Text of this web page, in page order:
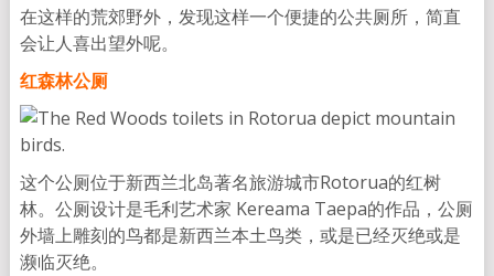
在这样的荒郊野外，发现这样一个便捷的公共厕所，简直
会让人喜出望外呢。
红森林公厕
这个公厕位于新西兰北岛著名旅游城市Rotorua的红树
林。公厕设计是毛利艺术家 Kereama Taepa的作品，公厕
外墙上雕刻的鸟都是新西兰本土鸟类，或是已经灭绝或是
濒临灭绝。